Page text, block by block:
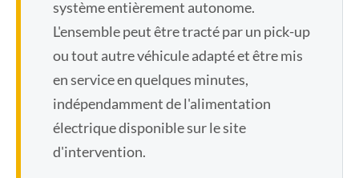
système entièrement autonome.
L'ensemble peut être tracté par un pick-up
ou tout autre véhicule adapté et être mis
en service en quelques minutes,
indépendamment de l'alimentation
électrique disponible sur le site
d'intervention.